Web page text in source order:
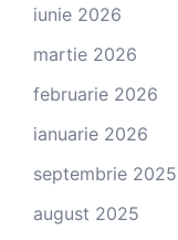
iunie 2026
martie 2026
februarie 2026
ianuarie 2026
septembrie 2025
august 2025